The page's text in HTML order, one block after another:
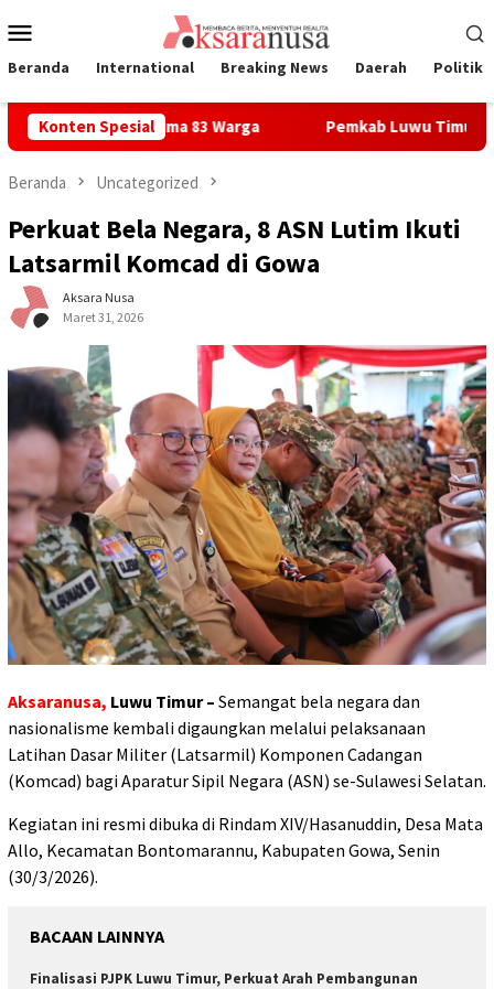
ke
Mobile
Beranda International Breaking News Daerah Politik
Konten Spesial
Diterima 83 Warga Pemkab Luwu Timur Tegaskan
Beranda Uncategorized
Perkuat Bela Negara, 8 ASN Lutim Ikuti
Latsarmil Komcad di Gowa
Aksara Nusa
Maret 31, 2026
Aksaranusa, Luwu Timur – Semangat bela negara dan
nasionalisme kembali digaungkan melalui pelaksanaan
Latihan Dasar Militer (Latsarmil) Komponen Cadangan
(Komcad) bagi Aparatur Sipil Negara (ASN) se-Sulawesi Selatan.
Kegiatan ini resmi dibuka di Rindam XIV/Hasanuddin, Desa Mata
Allo, Kecamatan Bontomarannu, Kabupaten Gowa, Senin
(30/3/2026).
BACAAN LAINNYA
Finalisasi PJPK Luwu Timur, Perkuat Arah Pembangunan